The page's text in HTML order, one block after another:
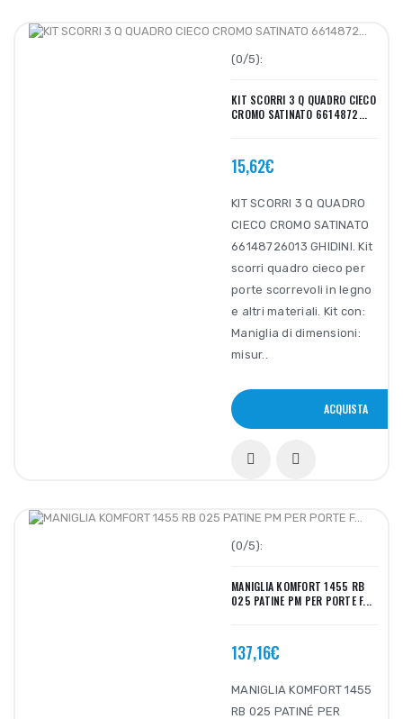
(0/5):
KIT SCORRI 3 Q QUADRO CIECO
CROMO SATINATO 6614872...
15,62€
KIT SCORRI 3 Q QUADRO
CIECO CROMO SATINATO
66148726013 GHIDINI. Kit
scorri quadro cieco per
porte scorrevoli in legno
e altri materiali. Kit con:
Maniglia di dimensioni:
misur..
ACQUISTA
(0/5):
MANIGLIA KOMFORT 1455 RB
025 PATINE PM PER PORTE F...
137,16€
MANIGLIA KOMFORT 1455
RB 025 PATINÉ PER